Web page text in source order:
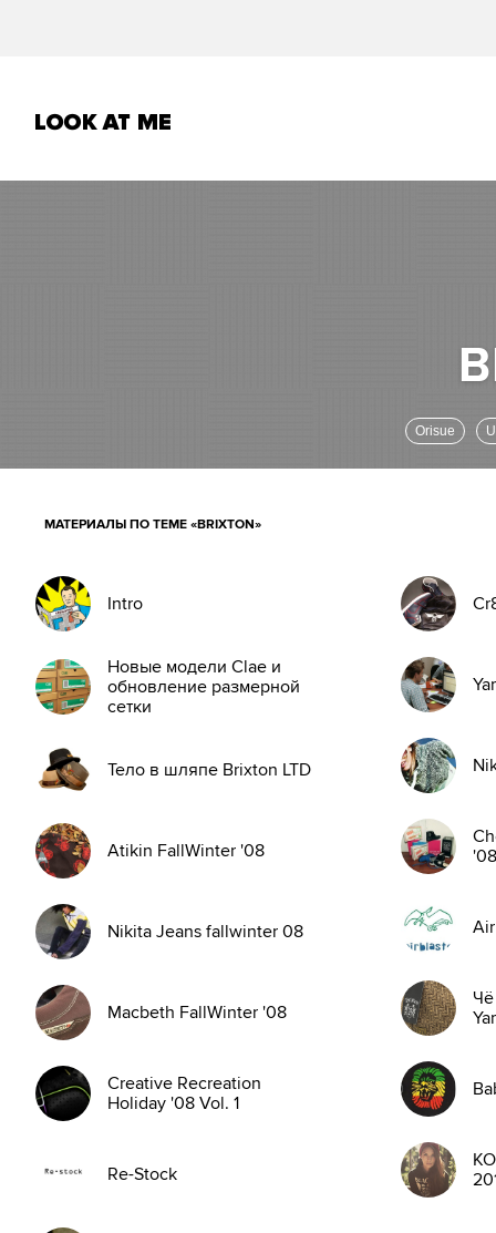
Orisue
МАТЕРИАЛЫ ПО ТЕМЕ «BRIXTON»
Intro
Новые модели Clae и
обновление размерной
сетки
Тело в шляпе Brixton LTD
Atikin FallWinter '08
Nikita Jeans fallwinter 08
Macbeth FallWinter '08
Creative Recreation
Holiday '08 Vol. 1
Re-Stock
'08